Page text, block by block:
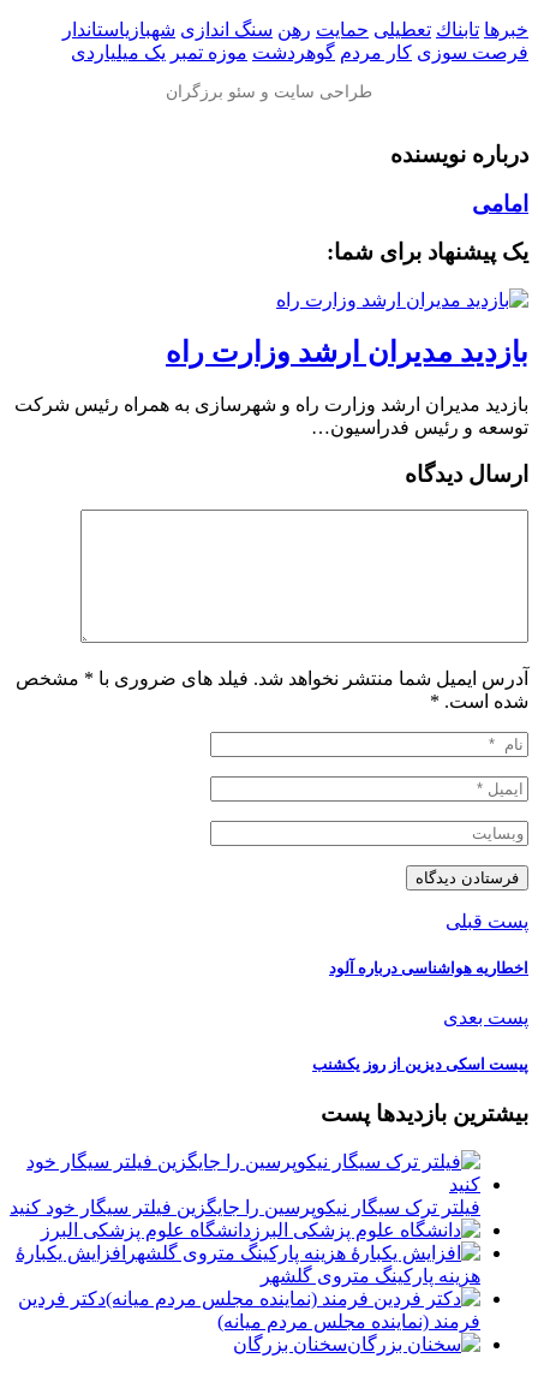
خبرها تابناك تعطیلی حمایت رهن سنگ اندازی شهبازیاستاندار
فرصت سوزی کار مردم گوهردشت موزه تمبر یک میلیاردی
درباره نویسنده
امامی
یک پیشنهاد برای شما:
بازدید مدیران ارشد وزارت راه
بازدید مدیران ارشد وزارت راه و شهرسازی به همراه رئیس شرکت
توسعه و رئیس فدراسیون…
ارسال دیدگاه
آدرس ایمیل شما منتشر نخواهد شد. فیلد های ضروری با * مشخص
شده است. *
پست قبلی
️اخطاریه هواشناسی درباره آلود
پست بعدی
️پیست اسکی دیزین از روز یکشنب
بیشترین بازدیدها پست
فیلتر ترک سیگار نیکوپرسین را جایگزین فیلتر سیگار خود کنید
دانشگاه علوم پزشکی البرز
افزایش یکبارۀ
هزینه پارکینگ متروی گلشهر
دكتر فردين
فرمند (نماينده مجلس مردم میانه)
سخنان بزرگان